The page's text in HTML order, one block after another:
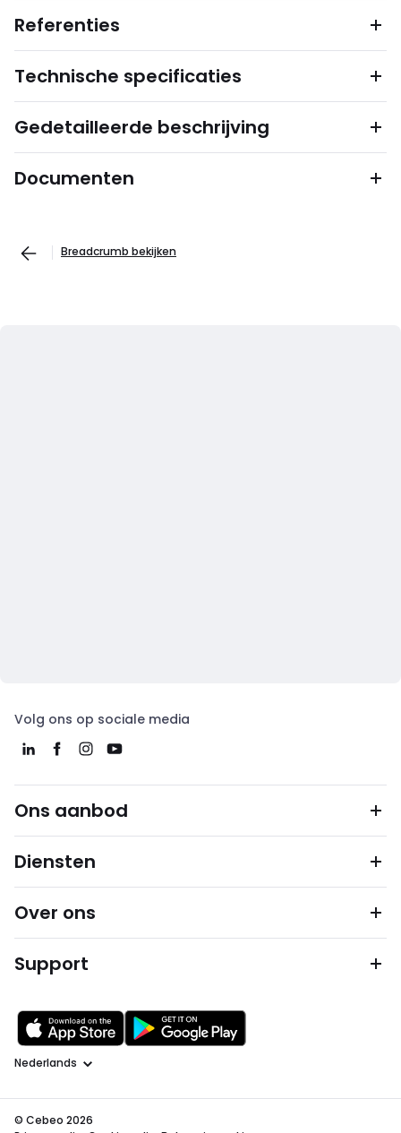
Referenties
Technische specificaties
Gedetailleerde beschrijving
Documenten
Breadcrumb bekijken
Volg ons op sociale media
Ons aanbod
Diensten
Over ons
Support
Taal
© Cebeo 2026